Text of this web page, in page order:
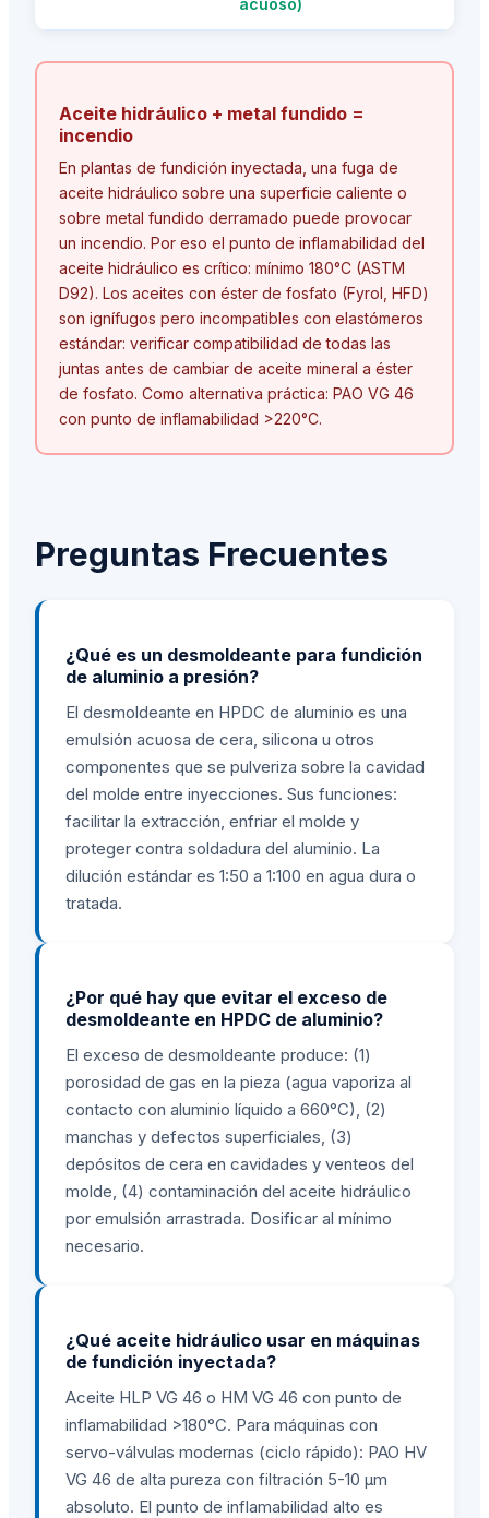
acuoso)
Aceite hidráulico + metal fundido =
incendio
En plantas de fundición inyectada, una fuga de
aceite hidráulico sobre una superficie caliente o
sobre metal fundido derramado puede provocar
un incendio. Por eso el punto de inflamabilidad del
aceite hidráulico es crítico: mínimo 180°C (ASTM
D92). Los aceites con éster de fosfato (Fyrol, HFD)
son ignífugos pero incompatibles con elastómeros
estándar: verificar compatibilidad de todas las
juntas antes de cambiar de aceite mineral a éster
de fosfato. Como alternativa práctica: PAO VG 46
con punto de inflamabilidad >220°C.
Preguntas Frecuentes
¿Qué es un desmoldeante para fundición
de aluminio a presión?
El desmoldeante en HPDC de aluminio es una
emulsión acuosa de cera, silicona u otros
componentes que se pulveriza sobre la cavidad
del molde entre inyecciones. Sus funciones:
facilitar la extracción, enfriar el molde y
proteger contra soldadura del aluminio. La
dilución estándar es 1:50 a 1:100 en agua dura o
tratada.
¿Por qué hay que evitar el exceso de
desmoldeante en HPDC de aluminio?
El exceso de desmoldeante produce: (1)
porosidad de gas en la pieza (agua vaporiza al
contacto con aluminio líquido a 660°C), (2)
manchas y defectos superficiales, (3)
depósitos de cera en cavidades y venteos del
molde, (4) contaminación del aceite hidráulico
por emulsión arrastrada. Dosificar al mínimo
necesario.
¿Qué aceite hidráulico usar en máquinas
de fundición inyectada?
Aceite HLP VG 46 o HM VG 46 con punto de
inflamabilidad >180°C. Para máquinas con
servo-válvulas modernas (ciclo rápido): PAO HV
VG 46 de alta pureza con filtración 5-10 µm
absoluto. El punto de inflamabilidad alto es